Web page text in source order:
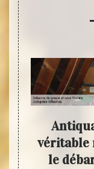
véritable
le